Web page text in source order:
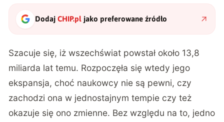
DodajCHIP.pl jako preferowane źródło
Szacuje się, iż wszechświat powstał około 13,8
miliarda lat temu. Rozpoczęła się wtedy jego
ekspansja, choć naukowcy nie są pewni, czy
zachodzi ona w jednostajnym tempie czy też
okazuje się ono zmienne. Bez względu na to, jedno